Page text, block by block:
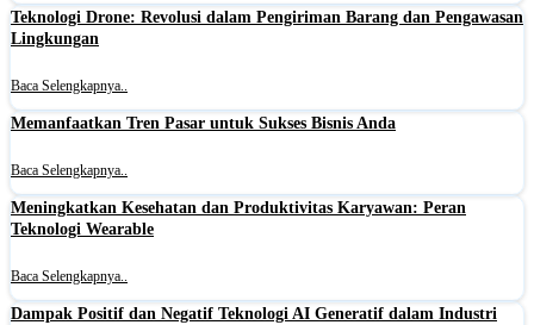
Teknologi Drone: Revolusi dalam Pengiriman Barang dan Pengawasan
Lingkungan
Baca Selengkapnya..
Memanfaatkan Tren Pasar untuk Sukses Bisnis Anda
Baca Selengkapnya..
Meningkatkan Kesehatan dan Produktivitas Karyawan: Peran
Teknologi Wearable
Baca Selengkapnya..
Dampak Positif dan Negatif Teknologi AI Generatif dalam Industri